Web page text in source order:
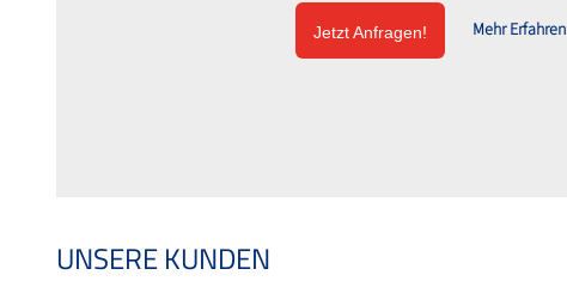
Jetzt Anfragen! Mehr Erfahren
UNSERE KUNDEN